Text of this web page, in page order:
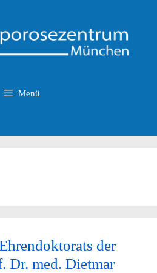
Menü
der
Dr. med. Dietmar